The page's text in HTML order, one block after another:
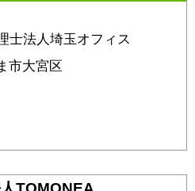
士法人埼玉オフィス
市大宮区